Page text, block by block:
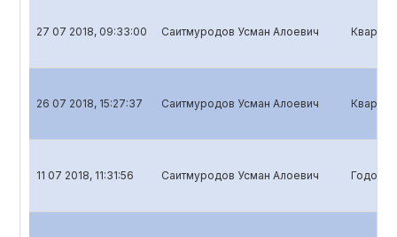
27 07 2018, 09:33:00 Саитмуродов Усман Алоевич
26 07 2018, 15:27:37 Саитмуродов Усман Алоевич
11 07 2018, 11:31:56 Саитмуродов Усман Алоевич